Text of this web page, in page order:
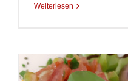
Weiterlesen